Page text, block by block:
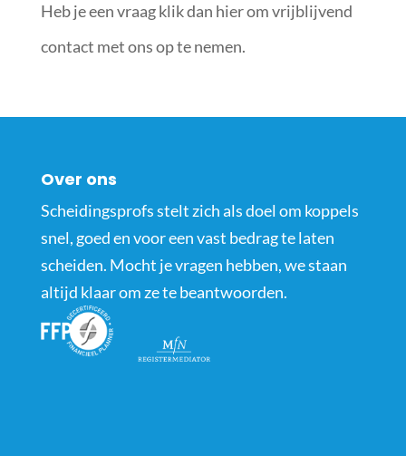
Heb je een vraag klik dan hier om vrijblijvend
contact met ons op te nemen.
Over ons
Scheidingsprofs stelt zich als doel om koppels
snel, goed en voor een vast bedrag te laten
scheiden. Mocht je vragen hebben, we staan
altijd klaar om ze te beantwoorden.